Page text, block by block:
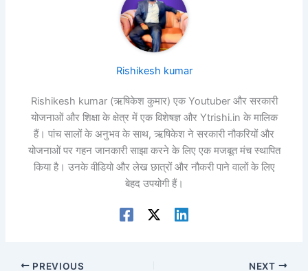
Rishikesh kumar
Rishikesh kumar (ऋषिकेश कुमार) एक Youtuber और सरकारी
योजनाओं और शिक्षा के क्षेत्र में एक विशेषज्ञ और Ytrishi.in के मालिक
हैं। पांच सालों के अनुभव के साथ, ऋषिकेश ने सरकारी नौकरियों और
योजनाओं पर गहन जानकारी साझा करने के लिए एक मजबूत मंच स्थापित
किया है। उनके वीडियो और लेख छात्रों और नौकरी पाने वालों के लिए
बेहद उपयोगी हैं।
PREVIOUS NEXT